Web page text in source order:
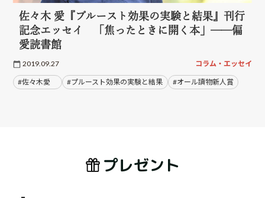
佐々木 愛『プルースト効果の実験と結果』刊行
記念エッセイ 「焦ったときに開く本」──偏
愛読書館
2019.09.27 コラム・エッセイ
#佐々木愛 #プルースト効果の実験と結果 #オール讀物新人賞
プレゼント